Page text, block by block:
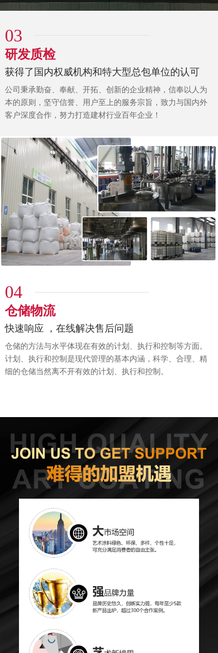
03
研发质检
获得了国内权威机构和特大型总包单位的认可
公司秉承勤奋、奉献、开拓、创新的企业精神，信奉以人为
本的原则，坚守信誉、用户至上的服务宗旨，致力与国内外
客户深度合作，努力打造建材行业百年企业！
04
仓储物流
快速响应 ，在线解决售后问题
仓储的方法与水平体现在有效的计划、执行和控制等方面。
计划、执行和控制是现代管理的基本内涵，科学、 合理、精
细的仓储当然离不开有效的计划、执行和控制。